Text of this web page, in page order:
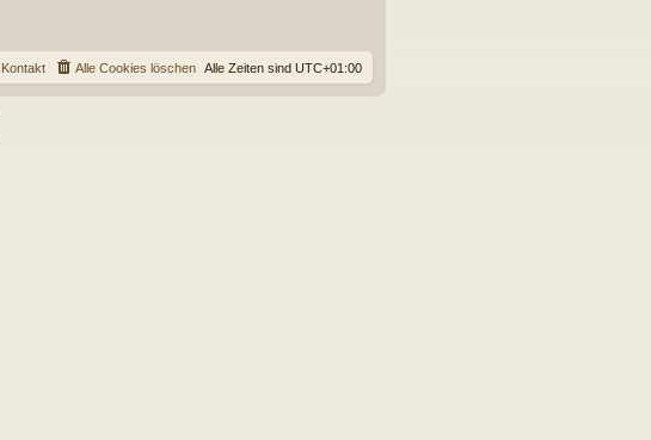
Alle Zeiten sind UTC+01:00
Alle Cookies löschen
Kontakt